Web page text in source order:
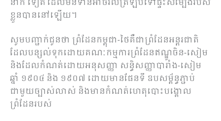
នាក់ ទៀត ដែលមិនទាន់អាចវិលត្រឡប់ទៅផ្ទះសម្បែងរបស់
ខ្លួនបាននៅឡើយ។
សូមបញ្ជាក់ជូនថា ព្រំដែនកម្ពុជា-ថៃគឺជាព្រំដែនអន្តរជាតិ
ដែលបន្សល់ទុកដោយគណៈកម្មការព្រំដែនឥណ្ឌូចិន-សៀម
និងដែលកំណត់ដោយអនុសញ្ញា សន្ធិសញ្ញាបារាំង-សៀម
ឆ្នាំ ១៩០៤ និង ១៩០៧ ដោយមានផែនទី ឧបសម្ព័ន្ធភ្ជាប់
ជាមួយច្បាស់លាស់ និងមានកំណត់ហេតុបោះបង្គោល
ព្រំដែនរបស់